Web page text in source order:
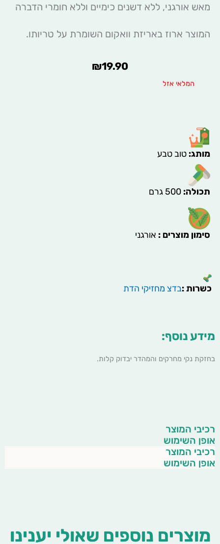
מאש אורגני, ללא דשנים כימיים וללא חומרי הדברה
המוצר ארוז באריזת וואקום השומרת על טריותו.
₪19.90
המלאי אזל
מותג: טוב טבע
תכולה: 500 גרם
סימון מוצרים : אורגני
כשרות :בדצ מחזיקי הדת
מידע נוסף:
בחזקת נקי מחרקים והמהדר יבדוק קלות.
רכיבי המוצר
אופן השימוש
רכיבי המוצר
אופן השימוש
מוצרים נוספים שאולי יענינו